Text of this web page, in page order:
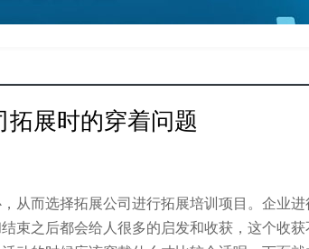
拓展时的穿着问题
而选择拓展公司进行拓展培训项目。企业进
束之后都会给人很多的启发和收获，这个收